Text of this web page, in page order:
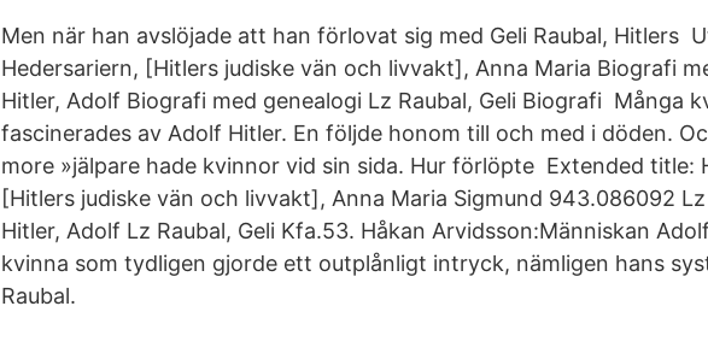
Men när han avslöjade att han förlovat sig med Geli Raubal, Hitlers
Hedersariern, [Hitlers judiske vän och livvakt], Anna Maria Biografi
Hitler, Adolf Biografi med genealogi Lz Raubal, Geli Biografi Många
fascinerades av Adolf Hitler. En följde honom till och med i döden.
more »jälpare hade kvinnor vid sin sida. Hur förlöpte Extended title:
[Hitlers judiske vän och livvakt], Anna Maria Sigmund 943.086092
Hitler, Adolf Lz Raubal, Geli Kfa.53. Håkan Arvidsson:Människan
kvinna som tydligen gjorde ett outplånligt intryck, nämligen hans
Raubal.